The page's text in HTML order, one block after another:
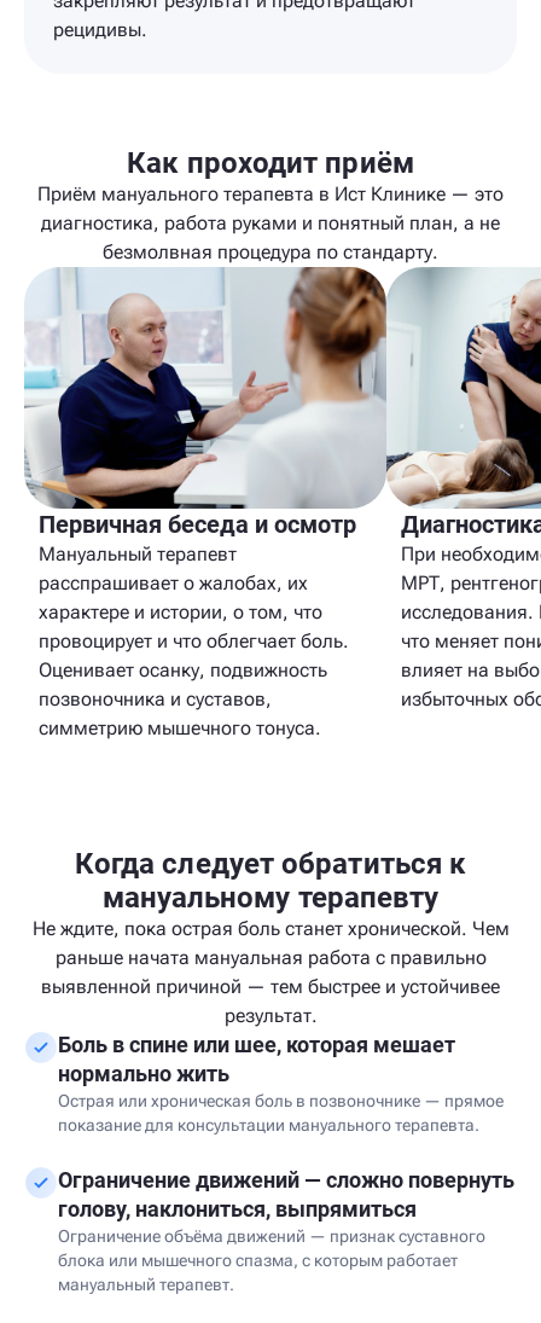
рецидивы.
Как проходит приём
Приём мануального терапевта в Ист Клинике — это
диагностика, работа руками и понятный план, а не
безмолвная процедура по стандарту.
Первичная беседа и осмотр
Мануальный терапевт
расспрашивает о жалобах, их
характере и истории, о том, что
провоцирует и что облегчает боль.
Оценивает осанку, подвижность
позвоночника и суставов,
симметрию мышечного тонуса.
При
МРТ,
исследования.
что меняет
влияет на
избыточных
Когда следует обратиться к
мануальному терапевту
Не ждите, пока острая боль станет хронической. Чем
раньше начата мануальная работа с правильно
выявленной причиной — тем быстрее и устойчивее
результат.
Боль в спине или шее, которая мешает
нормально жить
Острая или хроническая боль в позвоночнике — прямое
показание для консультации мануального терапевта.
Ограничение движений — сложно повернуть
голову, наклониться, выпрямиться
Ограничение объёма движений — признак суставного
блока или мышечного спазма, с которым работает
мануальный терапевт.